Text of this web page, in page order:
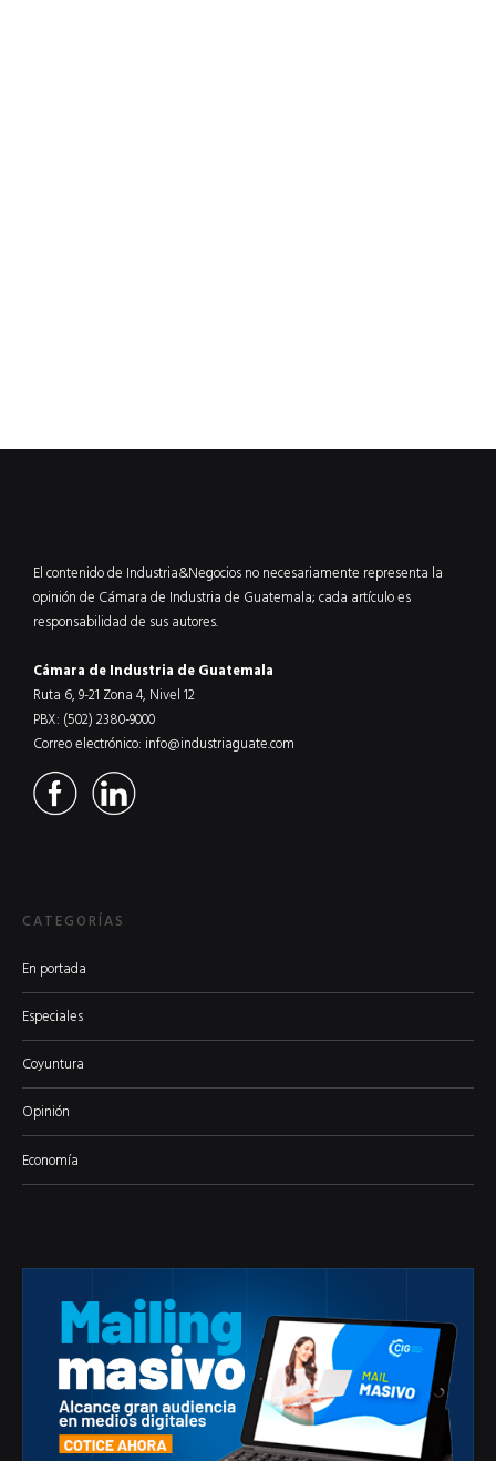
El contenido de Industria&Negocios no necesariamente representa la
opinión de Cámara de Industria de Guatemala; cada artículo es
responsabilidad de sus autores.
Cámara de Industria de Guatemala
Ruta 6, 9-21 Zona 4, Nivel 12
PBX: (502) 2380-9000
Correo electrónico: info@industriaguate.com
CATEGORÍAS
En portada
Especiales
Coyuntura
Opinión
Economía